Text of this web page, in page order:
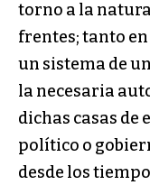
torno a la
frentes; tanto
un sistema de
la necesaria
dichas casas de
político o
desde los